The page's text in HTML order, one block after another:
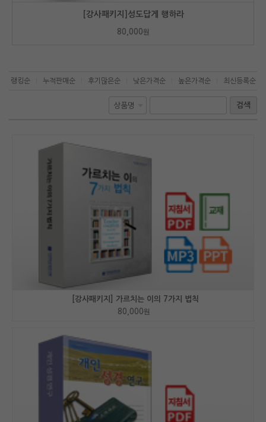
[강사패키지]성도답게 행하라
80,000원
랭킹순 누적판매순 후기많은순 낮은가격순 높은가격순 최신등록순
검색
[강사패키지] 가르치는 이의 7가지 법칙
80,000원